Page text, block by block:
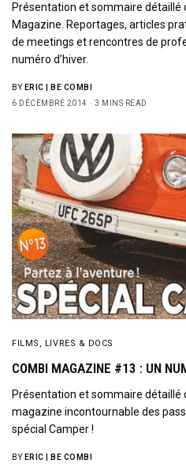
Présentation et sommaire détaillé
Magazine. Reportages, articles
de meetings et rencontres de
numéro d’hiver.
BY ERIC | BE COMBI
6 DÉCEMBRE 2014
3 MINS READ
FILMS, LIVRES & DOCS
COMBI MAGAZINE #13 : UN
Présentation et sommaire détaillé
magazine incontournable des
spécial Camper !
BY ERIC | BE COMBI